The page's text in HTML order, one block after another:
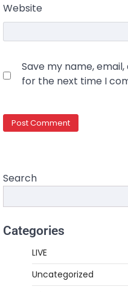
Website
Save my name,
for the next time I
Search
Categories
LIVE
Uncategorized